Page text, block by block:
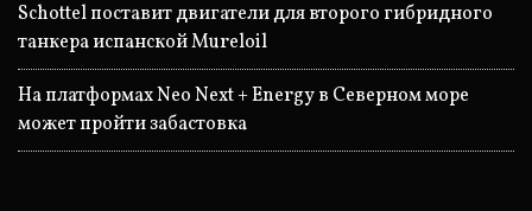
Schottel поставит двигатели для второго гибридного
танкера испанской Mureloil
На платформах Neo Next + Energy в Северном море
может пройти забастовка